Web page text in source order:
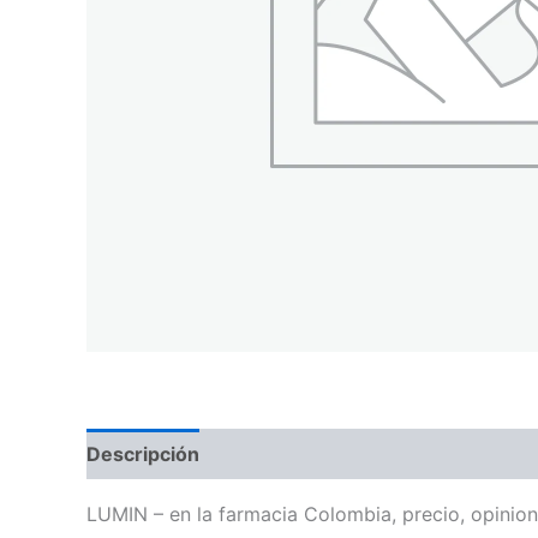
Descripción
LUMIN – en la farmacia Colombia, precio,